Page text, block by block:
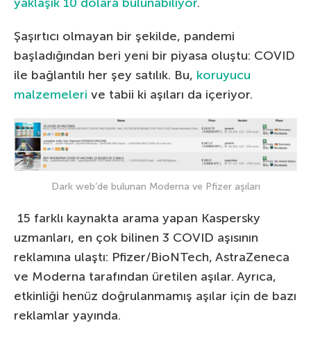
Şaşırtıcı olmayan bir şekilde, pandemi
başladığından beri yeni bir piyasa oluştu: COVID
ile bağlantılı her şey satılık. Bu, koruyucu
malzemeleri ve tabii ki aşıları da içeriyor.
Dark web’de bulunan Moderna ve Pfizer aşıları
15 farklı kaynakta arama yapan Kaspersky
uzmanları, en çok bilinen 3 COVID aşısının
reklamına ulaştı: Pfizer/BioNTech, AstraZeneca
ve Moderna tarafından üretilen aşılar. Ayrıca,
etkinliği henüz doğrulanmamış aşılar için de bazı
reklamlar yayında.